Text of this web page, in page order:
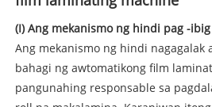
(I) Ang mekanismo ng hindi pag -ibig
Ang mekanismo ng hindi nagagalak
bahagi ng awtomatikong film
pangunahing responsable sa